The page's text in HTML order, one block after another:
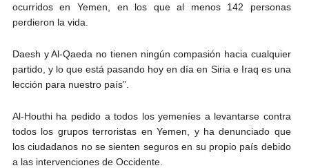
ocurridos en Yemen, en los que al menos 142 personas
perdieron la vida.
Daesh y Al-Qaeda no tienen ningún compasión hacia cualquier
partido, y lo que está pasando hoy en día en Siria e Iraq es una
lección para nuestro país”.
Al-Houthi ha pedido a todos los yemeníes a levantarse contra
todos los grupos terroristas en Yemen, y ha denunciado que
los ciudadanos no se sienten seguros en su propio país debido
a las intervenciones de Occidente.